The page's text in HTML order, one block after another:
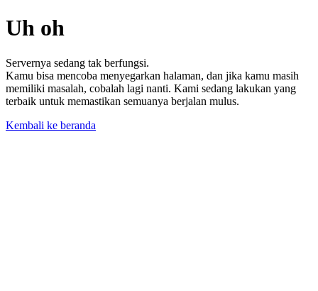
Uh oh
Servernya sedang tak berfungsi.
Kamu bisa mencoba menyegarkan halaman, dan jika kamu masih
memiliki masalah, cobalah lagi nanti. Kami sedang lakukan yang
terbaik untuk memastikan semuanya berjalan mulus.
Kembali ke beranda